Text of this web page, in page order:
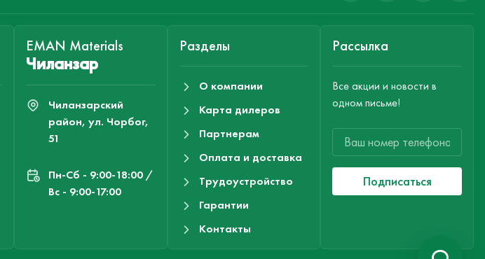
EMAN Materials
Чиланзар
Чиланзарский
район, ул. Чорбог,
51
Пн-Cб - 9:00-18:00 /
Вс - 9:00-17:00
Разделы
О компании
Карта дилеров
Партнерам
Оплата и доставка
Трудоустройство
Гарантии
Контакты
Рассылка
Все акции и новости в
одном письме!
Подписаться